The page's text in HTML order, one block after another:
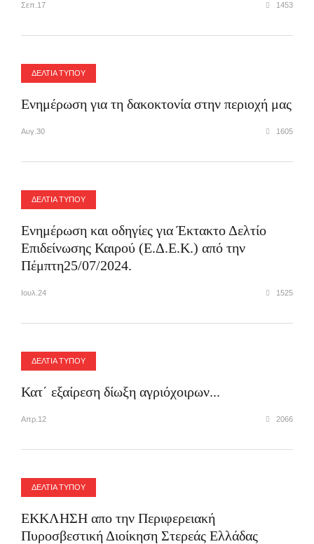
Σεπ.17 1453
ΔΕΛΤΙΑ ΤΥΠΟΥ
Ενημέρωση για τη δακοκτονία στην περιοχή μας
Αυγ.30 1605
ΔΕΛΤΙΑ ΤΥΠΟΥ
Ενημέρωση και οδηγίες για Έκτακτο Δελτίο
Επιδείνωσης Καιρού (Ε.Δ.Ε.Κ.) από την
Πέμπτη25/07/2024.
Ιουλ.24 1525
ΔΕΛΤΙΑ ΤΥΠΟΥ
Κατ΄ εξαίρεση δίωξη αγριόχοιρων...
Απρ.12 2066
ΔΕΛΤΙΑ ΤΥΠΟΥ
ΕΚΚΛΗΣΗ απο την Περιφερειακή
Πυροσβεστική Διοίκηση Στερεάς Ελλάδας